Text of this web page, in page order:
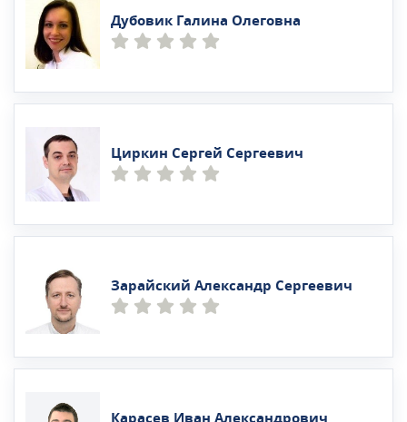
Дубовик Галина Олеговна
Циркин Сергей Сергеевич
Зарайский Александр Сергеевич
Карасев Иван Александрович